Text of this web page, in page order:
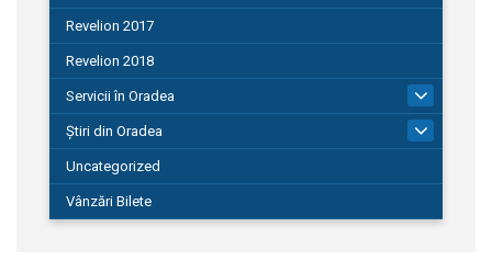
Revelion 2017
Revelion 2018
Servicii în Oradea
Știri din Oradea
Uncategorized
Vânzări Bilete